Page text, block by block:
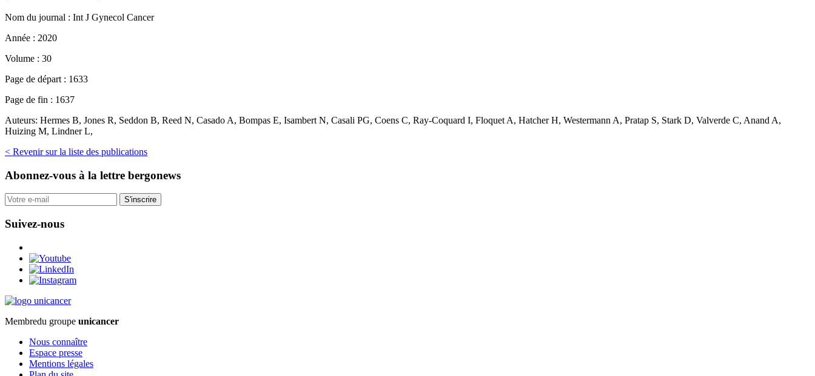
Nom du journal : Int J Gynecol Cancer
Année : 2020
Volume : 30
Page de départ : 1633
Page de fin : 1637
Auteurs: Hermes B, Jones R, Seddon B, Reed N, Casado A, Bompas E, Isambert N, Casali PG, Coens C, Ray-Coquard I, Floquet A, Hatcher H, Westermann A, Pratap S, Stark D, Valverde C, Anand A,
Huizing M, Lindner L,
< Revenir sur la liste des publications
Abonnez-vous à la lettre bergonews
S'inscrire
Suivez-nous
Membredu groupe unicancer
Nous connaître
Espace presse
Mentions légales